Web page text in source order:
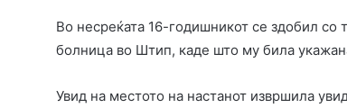
Во несреќата 16-годишникот се здобил
болница во Штип, каде што му била
Увид на местото на настанот извршила